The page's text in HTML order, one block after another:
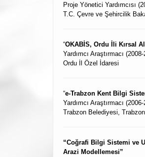
Proje Yönetici Yardımcısı
T.C. Çevre ve Şehircilik
“OKABİS, Ordu İli Kırsal
Yardımcı Araştırmacı
Ordu İl Özel İdaresi
“e-Trabzon Kent Bilgi
Yardımcı Araştırmacı
Trabzon Belediyesi, Trabzon
“Coğrafi Bilgi Sistemi ve
Arazi Modellemesi”